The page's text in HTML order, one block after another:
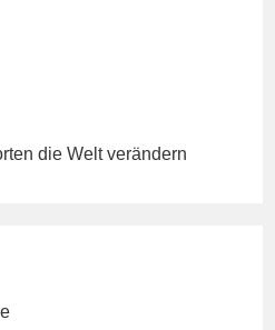
die Welt verändern